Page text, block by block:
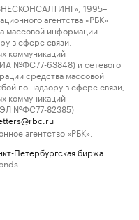
1995–
агентства «РБК»
массовой информации
в сфере связи,
коммуникаций
№ФС77-63848) и сетевого
средства массовой
по надзору в сфере связи,
коммуникаций
ЭЛ №ФС77-82385)
агентство «РБК».
Петербургская биржа